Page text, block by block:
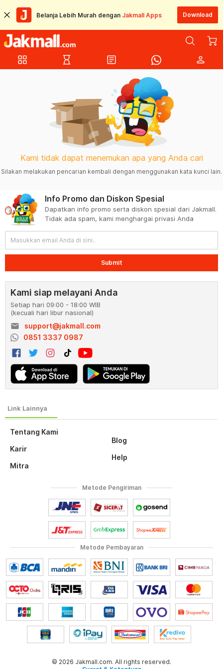
Belanja Lebih Murah dengan Jakmall Apps Download
grid_view hourglass_empty article person
Kami tidak dapat menemukan apa yang Anda cari
Silakan melakukan pencarian kembali dengan menggunakan kata kunci lain.
Tentang Kami
Karir
Mitra
Blog
Help
Info Promo dan Diskon Spesial
Dapatkan info promo serta diskon spesial dari Jakmall.
Tidak ada spam, kami menghargai privasi Anda
Submit
Kami siap melayani Anda
Setiap hari 09:00 - 18:00 WIB
(kecuali hari libur nasional)
email
support@jakmall.com
0851 3337 0987
Metode Pembayaran
Metode Pengiriman
© 2026 Jakmall.com. All rights reserved.